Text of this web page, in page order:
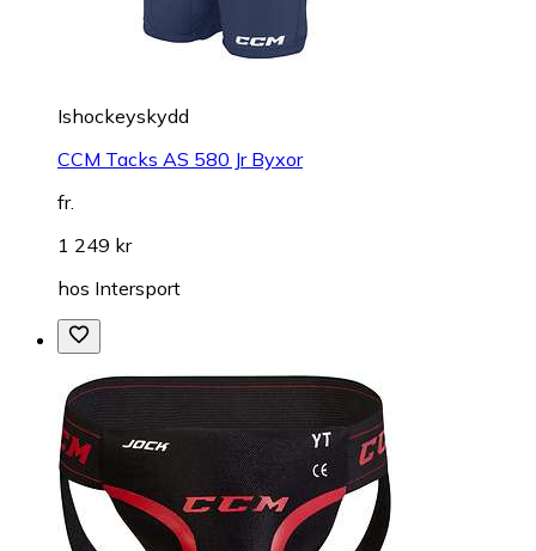
Ishockeyskydd
CCM Tacks AS 580 Jr Byxor
fr.
1 249 kr
hos Intersport